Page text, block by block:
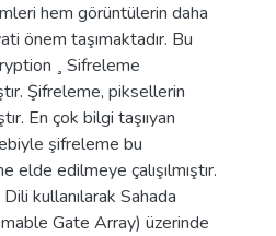
hem görüntülerin daha
önem taşımaktadır. Bu
¸ Sifreleme
Şifreleme, piksellerin
En çok bilgi taşııyan
şifreleme bu
edilmeye çalışılmıştır.
kullanılarak Sahada
Gate Array) üzerinde